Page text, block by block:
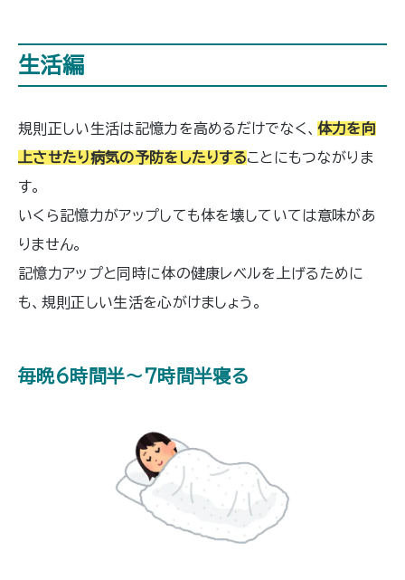
生活編
規則正しい生活は記憶力を高めるだけでなく、 体力を向
上させたり病気の予防をしたりすることにもつながりま
す。
いくら記憶力がアップしても体を壊していては意味があ
りません。
記憶力アップと同時に体の健康レベルを上げるために
も、規則正しい生活を心がけましょう。
毎晩6時間半～7時間半寝る